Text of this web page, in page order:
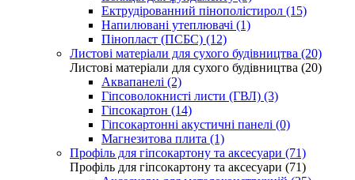
Ектрудірованний пінополістирол (15)
Напилювані утеплювачі (1)
Пінопласт (ПСБС) (12)
Листові матеріали для сухого будівництва (20)
Листові матеріали для сухого будівництва (20)
Аквапанелі (2)
Гіпсоволокнисті листи (ГВЛ) (3)
Гіпсокартон (14)
Гіпсокартонні акустичні панелі (0)
Магнезитова плита (1)
Профіль для гіпсокартону та аксесуари (71)
Профіль для гіпсокартону та аксесуари (71)